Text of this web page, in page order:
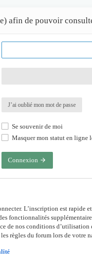
afin de pouvoir
J’ai oublié mon mot de passe
Se souvenir de moi
Masquer mon statut en ligne
Connexion
L’inscription est rapide
fonctionnalités
de nos conditions
règles du forum lors de votre